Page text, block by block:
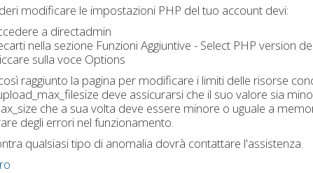
modificare le impostazioni PHP del tuo account devi:
a directadmin
nella sezione Funzioni Aggiuntive - Select PHP version
sulla voce Options
raggiunto la pagina per modificare i limiti delle risorse
deve assicurarsi che il suo valore sia
che a sua volta deve essere minore o uguale a
degli errori nel funzionamento.
qualsiasi tipo di anomalia dovrà contattare l'assistenza.